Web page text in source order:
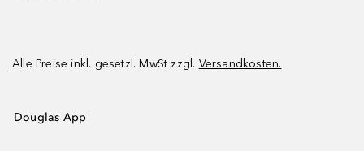
Alle Preise inkl. gesetzl. MwSt zzgl. Versandkosten.
Douglas App